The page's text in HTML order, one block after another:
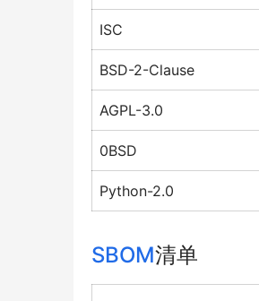
ISC
BSD-2-Clause
AGPL-3.0
0BSD
Python-2.0
SBOM清单